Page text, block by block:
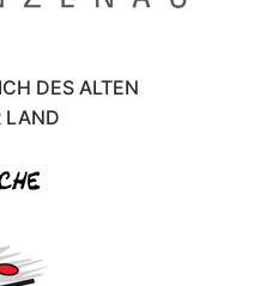
DES ALTEN
LAND